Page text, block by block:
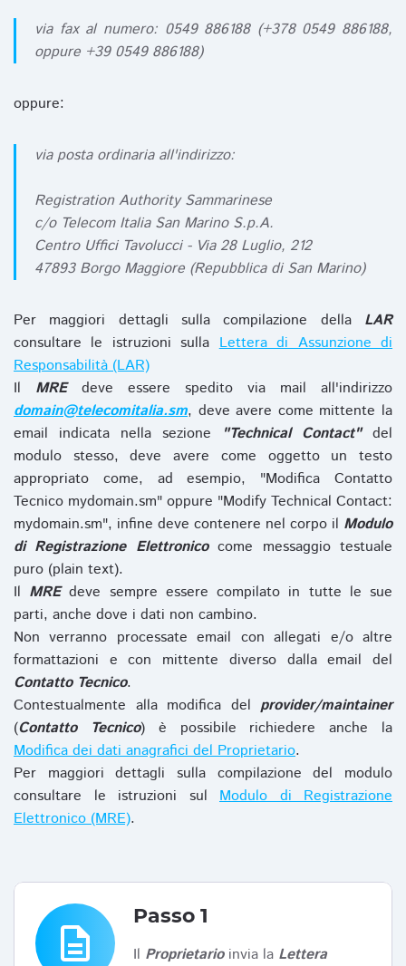
via fax al numero: 0549 886188 (+378 0549 886188,
oppure +39 0549 886188)
oppure:
via posta ordinaria all'indirizzo:
Registration Authority Sammarinese
c/o Telecom Italia San Marino S.p.A.
Centro Uffici Tavolucci - Via 28 Luglio, 212
47893 Borgo Maggiore (Repubblica di San Marino)
Per maggiori dettagli sulla compilazione della LAR
consultare le istruzioni sullaLettera di Assunzione di
Responsabilità (LAR)
Il MREdeve essere spedito via mail all'indirizzo
domain@telecomitalia.sm, deve avere come mittente la
email indicata nella sezione
"Technical Contact"del
modulo stesso, deve avere come oggetto un testo
appropriato come, ad esempio, "Modifica Contatto
Tecnico mydomain.sm" oppure "Modify Technical Contact:
mydomain.sm", infine deve contenere nel corpo il Modulo
di Registrazione Elettronicocome messaggio testuale
puro (plain text).
Il MREdeve sempre essere compilato in tutte le sue
parti, anche dove i dati non cambino.
Non verranno processate email con allegati e/o altre
formattazioni e con mittente diverso dalla email del
Contatto Tecnico.
Contestualmente alla modifica del provider/maintainer
(Contatto Tecnico) è possibile richiedere anche la
Modifica dei dati anagrafici del Proprietario.
Per maggiori dettagli sulla compilazione del modulo
consultare le istruzioni sul Modulo di Registrazione
Elettronico (MRE).
description
Passo 1
Il Proprietarioinvia la Lettera